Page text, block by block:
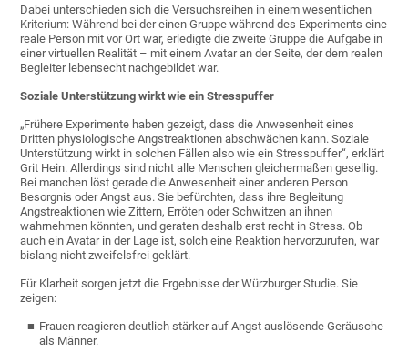
Dabei unterschieden sich die Versuchsreihen in einem wesentlichen
Kriterium: Während bei der einen Gruppe während des Experiments eine
reale Person mit vor Ort war, erledigte die zweite Gruppe die Aufgabe in
einer virtuellen Realität – mit einem Avatar an der Seite, der dem realen
Begleiter lebensecht nachgebildet war.
Soziale Unterstützung wirkt wie ein Stresspuffer
„Frühere Experimente haben gezeigt, dass die Anwesenheit eines
Dritten physiologische Angstreaktionen abschwächen kann. Soziale
Unterstützung wirkt in solchen Fällen also wie ein Stresspuffer“, erklärt
Grit Hein. Allerdings sind nicht alle Menschen gleichermaßen gesellig.
Bei manchen löst gerade die Anwesenheit einer anderen Person
Besorgnis oder Angst aus. Sie befürchten, dass ihre Begleitung
Angstreaktionen wie Zittern, Erröten oder Schwitzen an ihnen
wahrnehmen könnten, und geraten deshalb erst recht in Stress. Ob
auch ein Avatar in der Lage ist, solch eine Reaktion hervorzurufen, war
bislang nicht zweifelsfrei geklärt.
Für Klarheit sorgen jetzt die Ergebnisse der Würzburger Studie. Sie
zeigen:
Frauen reagieren deutlich stärker auf Angst auslösende Geräusche
als Männer.